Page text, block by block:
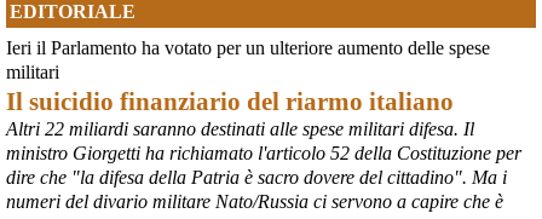
@peacelink - 6/8/2026 21:36
giornalerossoblu.it/ex-ilva-sc
EDITORIALE
Ieri il Parlamento ha votato per un ulteriore aumento delle spese
militari
Il suicidio finanziario del riarmo italiano
Altri 22 miliardi saranno destinati alle spese militari difesa. Il
ministro Giorgetti ha richiamato l'articolo 52 della Costituzione per
dire che "la difesa della Patria è sacro dovere del cittadino". Ma i
numeri del divario militare Nato/Russia ci servono a capire che è